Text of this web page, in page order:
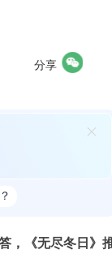
分享
，《无尽冬日》